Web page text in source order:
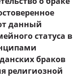
данный
статуса в
браков
религиозной